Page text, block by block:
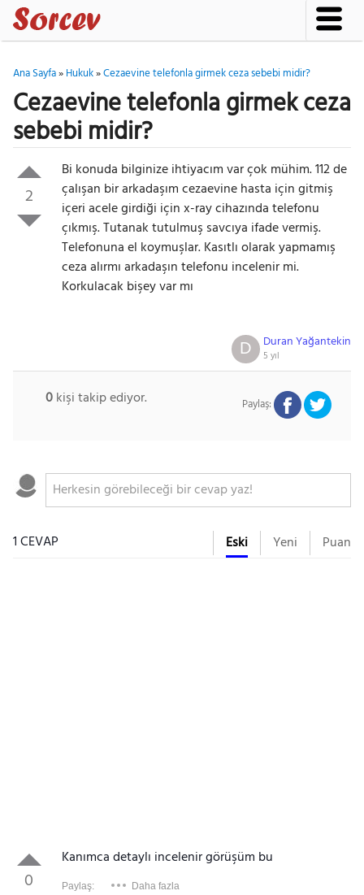
Ana Sayfa»Hukuk»Cezaevine telefonla girmek ceza sebebi midir?
Cezaevine telefonla girmek ceza
sebebi midir?
2
Bi konuda bilginize ihtiyacım var çok mühim. 112 de
çalışan bir arkadaşım cezaevine hasta için gitmiş
içeri acele girdiği için x-ray cihazında telefonu
çıkmış. Tutanak tutulmuş savcıya ifade vermiş.
Telefonuna el koymuşlar. Kasıtlı olarak yapmamış
ceza alırmı arkadaşın telefonu incelenir mi.
Korkulacak bişey var mı
Duran Yağantekin
5 yıl
D
0kişi takip ediyor. Paylaş:
1 CEVAP Eski Yeni Puan
0
Kanımca detaylı incelenir görüşüm bu
Paylaş: Daha fazla